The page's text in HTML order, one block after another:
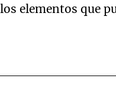
elementos que